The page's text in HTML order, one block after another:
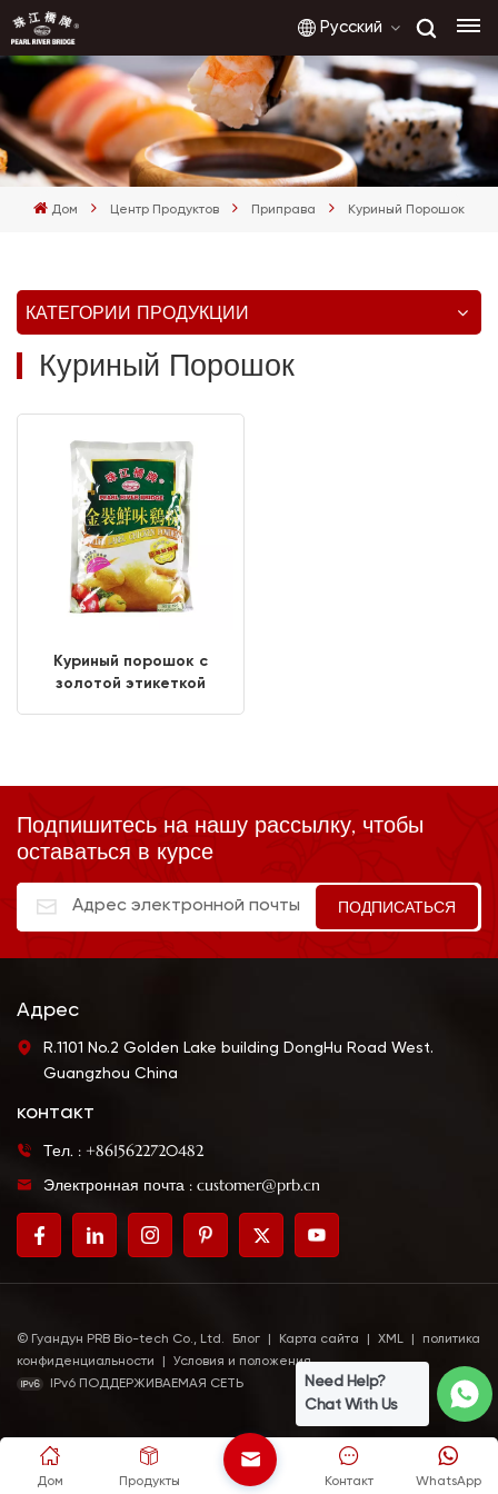
Русский
English
français
Дом Центр Продуктов Приправа Куриный Порошок
КАТЕГОРИИ ПРОДУКЦИИ
Куриный Порошок
Куриный порошок с
золотой этикеткой
Подпишитесь на нашу рассылку, чтобы
оставаться в курсе
Адрес
R.1101 No.2 Golden Lake building DongHu Road West.
Guangzhou China
контакт
Тел. : +8615622720482
Электронная почта : customer@prb.cn
© Гуандун PRB Bio-tech Co., Ltd. Блог Карта сайта XML
политика
конфиденциальности
Условия и положения
IPv6 ПОДДЕРЖИВАЕМАЯ СЕТЬ
Дом Продукты WhatsApp
Контакт
Need Help?
Chat With Us